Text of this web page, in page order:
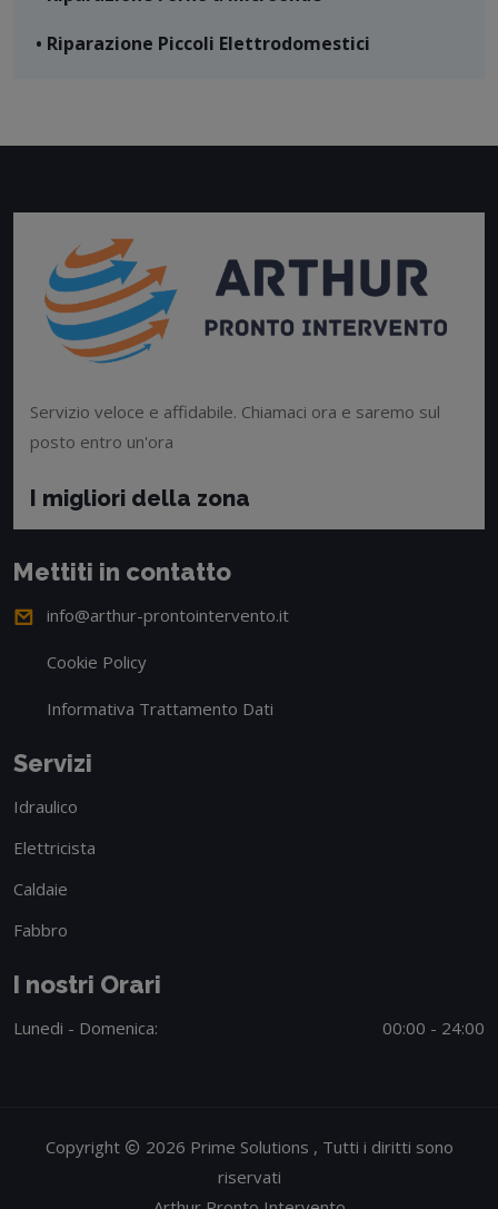
• Riparazione Piccoli Elettrodomestici
Servizio veloce e affidabile. Chiamaci ora e saremo sul
posto entro un'ora
I migliori della zona
Mettiti in contatto
info@arthur-prontointervento.it
Cookie Policy
Informativa Trattamento Dati
Servizi
Idraulico
Elettricista
Caldaie
Fabbro
I nostri Orari
Lunedi - Domenica: 00:00 - 24:00
Copyright
2026 Prime Solutions , Tutti i diritti sono
riservati